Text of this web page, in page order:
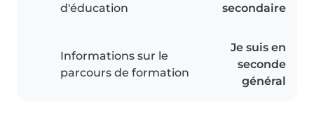
d'éducation
secondaire
Informations sur le
parcours de formation
Je suis en
seconde
général